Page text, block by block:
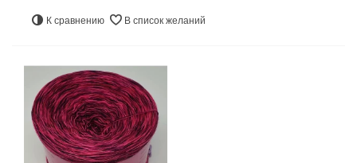
К сравнению В список желаний